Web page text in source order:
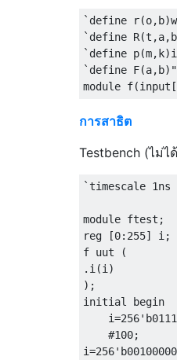
`define
`define
`define
`define
การสาธิต
Testbench (ไม่ไ
`timescale 1ns
module ftest;
reg [0:255] i;
f uut (
.i(i)
);
initial begin
    #100;